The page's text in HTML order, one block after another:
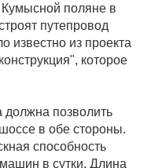
Кумысной поляне в
путепровод
известно из проекта
которое
должна позволить
в обе стороны.
способность
в сутки. Длина